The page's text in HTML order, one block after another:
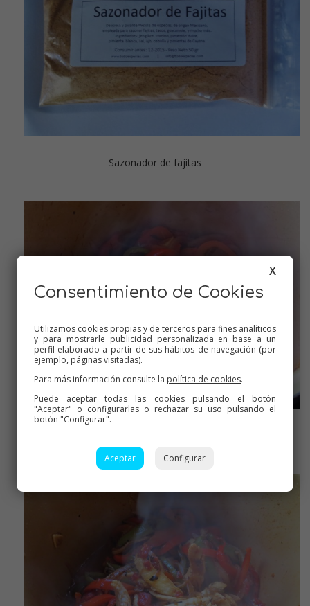
Sazonador de fajitas
X
Consentimiento de Cookies
Utilizamos cookies propias y de terceros para fines analíticos
y para mostrarle publicidad personalizada en base a un
perfil elaborado a partir de sus hábitos de navegación (por
ejemplo, páginas visitadas).
Para más información consulte la política de cookies.
Puede aceptar todas las cookies pulsando el botón
"Aceptar" o configurarlas o rechazar su uso pulsando el
botón "Configurar".
Aceptar Configurar